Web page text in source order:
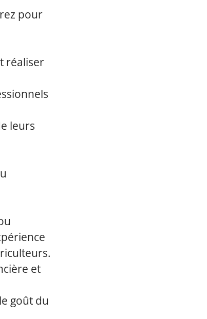
pour
réaliser
leurs
et
goût du